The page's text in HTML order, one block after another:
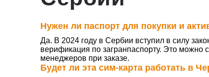
Нужен ли паспорт для покупки и
Да. В 2024 году в Сербии вступил в силу
верификация по загранпаспорту. Это
менеджеров при заказе.
Будет ли эта сим-карта работать в